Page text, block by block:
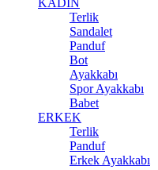
KADIN
Terlik
Sandalet
Panduf
Bot
Ayakkabı
Spor Ayakkabı
Babet
ERKEK
Terlik
Panduf
Erkek Ayakkabı